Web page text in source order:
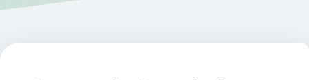
Gizlilik Politikası
Yasal Uyarı